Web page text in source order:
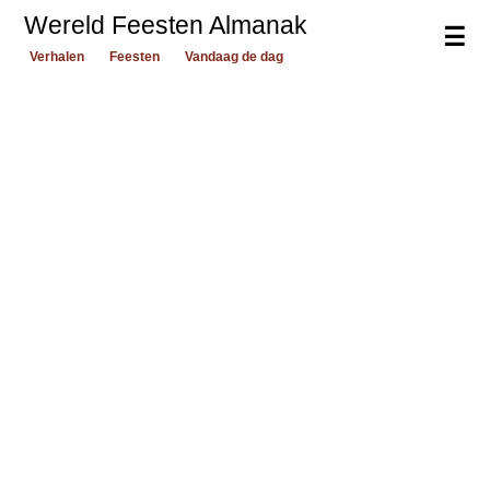
☰
Wereld Feesten Almanak
Verhalen Feesten Vandaag de dag